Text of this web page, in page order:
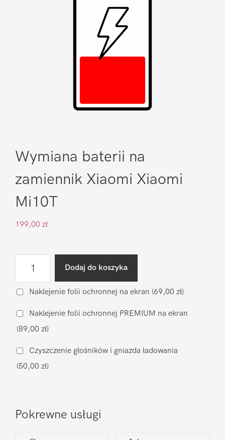
Wymiana baterii na
zamiennik Xiaomi Xiaomi
Mi10T
199,00 zł
baterii
zamiennik
Xiaomi
Xiaomi
Mi10T
Dodaj do koszyka
Naklejenie folii ochronnej na ekran (69,00 zł)
Naklejenie folii ochronnej PREMIUM na ekran
(89,00 zł)
Czyszczenie głośników i gniazda ładowania
(50,00 zł)
Pokrewne usługi